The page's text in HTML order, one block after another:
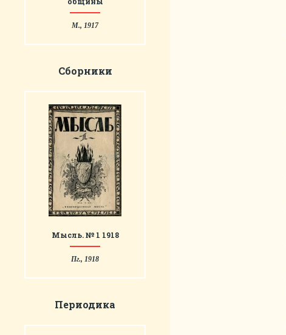
М., 1917
Сборники
Мысль. № 1 1918
Пг., 1918
Периодика